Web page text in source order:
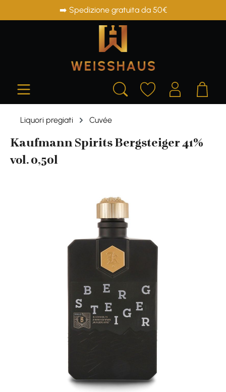
➡️ Spedizione gratuita da 50€
Liquori pregiati Cuvée
Kaufmann Spirits Bergsteiger 41%
vol. 0,50l